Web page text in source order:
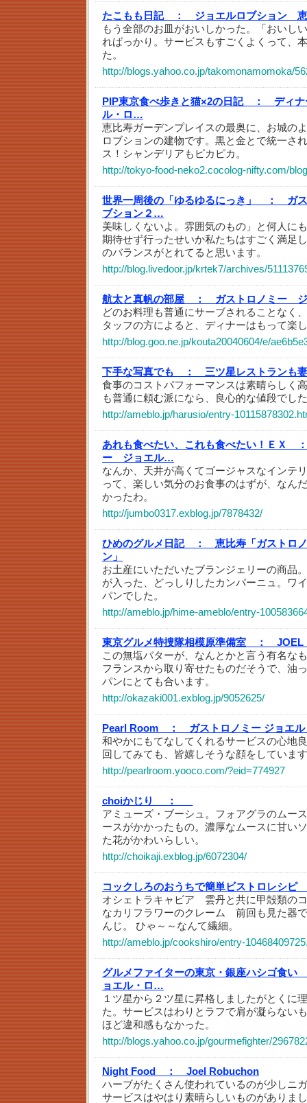
たこもも日記 ：
ジョエルロブション
もう全部のお皿がおいしかった。「おいし
ればっかり。サービスもすごくよくって、
た。
http://blogs.yahoo.co.jp/takomonamomoka/
PIP東京食べ歩きと猫×2の日記 ：
ディ
ル・ロ…
恵比寿ガーデンプレイスの最奥に、お城の
ロブションの建物です。黒と金とで統一さ
ス！シャンデリアもピカピカ。
http://tokyo-food-neko2.cocolog-nifty.com/
世界一周後の「ゆるゆるにっき」 ：
ガ
ブション２…
美味しくないよ。雰囲気のもの」と何人に
期待せず行ったせいか私たちはすごく満足
のバランスがとれてると思います。
http://blog.livedoor.jp/krtek7/archives/
航太と真帆の部屋 ：
ガストロノミー
どのお料理も普通にサーブされることなく
タッフの方によると、ディナーはもって楽
http://blog.goo.ne.jp/kouta20040604/e/
下手な写真でも ：
三ツ星レストランも
食事のコストパフォーマンスは素晴らしく
も普通に頼む派になら、良心的な値段でし
http://ameblo.jp/harusio/entry-
あれも食べたい、これも食べたい！ＥＸ ：
ー ジョエル…
なんか、天井が高くてゴージャスなインテ
って、楽しい気分のお食事のはずが、なん
かったわ。
http://jumbo0317.exblog.jp/7878432/
ひめのグルメ日記 ：
恵比寿「ガストロ
ン」
お土産にいただいたブランジェリーの商品
が入った、どっしりしたカンパーニュ。ワ
パンでした。
http://ameblo.jp/hime-ameblo/entry-
東京グルメ特捜隊相模原準備室 ：
JOEL
この無塩バターが、なんとかと言う有名な
フランスから取り寄せたものだそうで、油
パンにとても合います。
http://okazaki001.exblog.jp/9052625/
Pearl Room ：
ガストロノミー ジョエ
和やかにもてなしてくれるサービスの心地
回してみても、皆嬉しそうな顔をしていま
http://pearlroom.yooco.com/?eid=774927
choiかじり ：
アミューズ・ブーシュ。フォアグラのムー
ースがかかったもの。濃厚なムースに甘い
た花がかわいらしい。
http://choikaji.exblog.jp/6072304/
コックしろのおうちで簡単ビストロレシピ
オシェトラキャビア 雲丹と共に甲殻類の
なカリフラワーのクレーム 前回も見た器
んじ。 ひゃ～～なんて繊細。
http://ameblo.jp/cookshiro/entry-
グルメファイターの東京・銀座ハシゴ食い
ョエル・ロ…
１ツ星から２ツ星に昇格しましたがとくに
た。サービスはわりとラフで肩が凝らない
ほど違和感もなかった。
http://blogs.yahoo.co.jp/gourmefighter/
Night Food ：
Joel Robuchon
ハーブがたくさん使われているのが少しニ
サービスはやはり素晴らしいものがありま